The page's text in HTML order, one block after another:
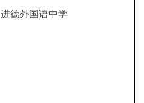
进德外国语中学